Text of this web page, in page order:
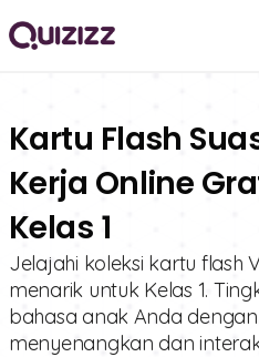
Kartu Flash
Kerja Online
Kelas 1
Jelajahi koleksi kartu flash
menarik untuk Kelas 1.
bahasa anak Anda
menyenangkan dan